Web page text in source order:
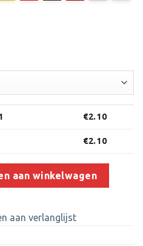
€2.10
€2.10
aan winkelwagen
aan verlanglijst